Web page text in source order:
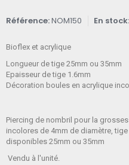
Référence NOM150 En stock
Bioflex et acrylique
Longueur de tige 25mm ou 35mm
Epaisseur de tige 1.6mm
Décoration boules en acrylique
Piercing de nombril pour la
incolores de 4mm de diamètre,
disponibles 25mm ou 35mm
Vendu à l'unité.